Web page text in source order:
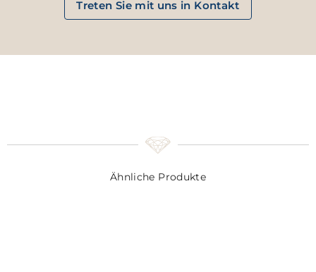
Treten Sie mit uns in Kontakt
Ähnliche Produkte